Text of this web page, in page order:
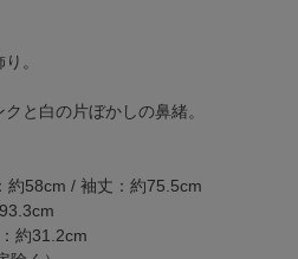
。
と白の片ぼかしの鼻緒。
約58cm / 袖丈：約75.5cm
約31.2cm